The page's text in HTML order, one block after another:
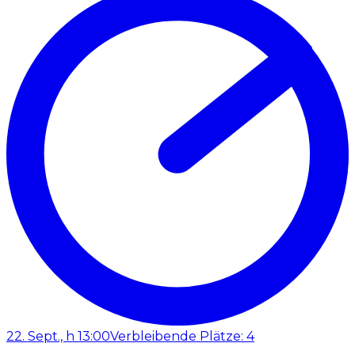
22. Sept., h 13:00Verbleibende Plätze: 4